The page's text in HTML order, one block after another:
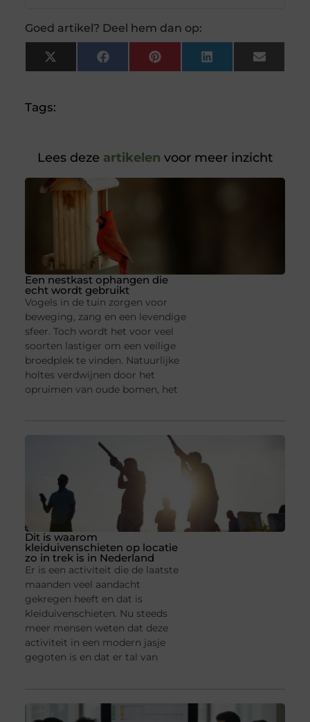
Goed artikel? Deel hem dan op:
X
(Twitter)
FacebookPinterestLinkedInEmail
Tags:
Lees deze artikelen voor meer inzicht
Een nestkast ophangen die
echt wordt gebruikt
Vogels in de tuin zorgen voor
beweging, zang en een levendige
sfeer. Toch wordt het voor veel
soorten lastiger om een veilige
broedplek te vinden. Natuurlijke
holtes verdwijnen door het
opruimen van oude bomen, het
Dit is waarom
kleiduivenschieten op locatie
zo in trek is in Nederland
Er is een activiteit die de laatste
maanden veel aandacht
gekregen heeft en dat is
kleiduivenschieten. Nu steeds
meer mensen weten dat deze
activiteit in een modern jasje
gegoten is en dat er tal van